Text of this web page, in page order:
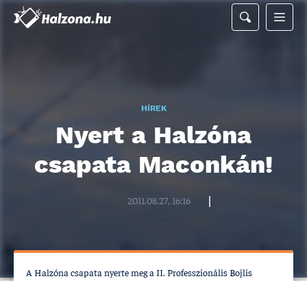
HÍREK
Nyert a Halzóna
csapata Maconkán!
2011.08.27, 16:16
A Halzóna csapata nyerte meg a II. Professzionális Bojlis